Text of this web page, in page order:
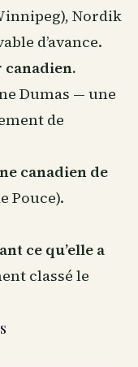
Nordik
d’avance.
canadien.
Dumas — une
de
canadien de
Pouce).
ce qu’elle a
classé le